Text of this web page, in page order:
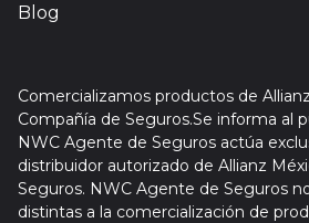
Blog
Comercializamos productos de
Compañía de Seguros.Se informa al
NWC Agente de Seguros actúa
distribuidor autorizado de Allianz
Seguros. NWC Agente de Seguros
distintas a la comercialización de